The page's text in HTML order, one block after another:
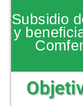
*Subsidio
y